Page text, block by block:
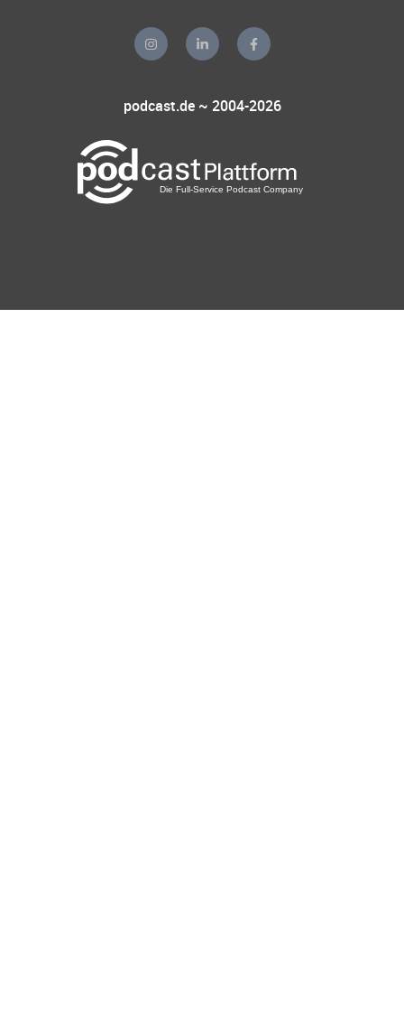
podcast.de ~ 2004-2026